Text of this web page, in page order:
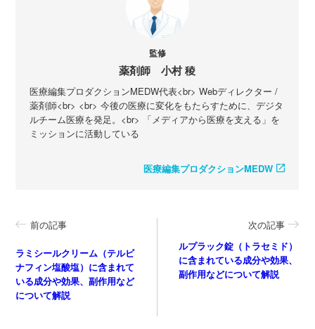
監修
薬剤師 小村 稜
医療編集プロダクションMEDW代表<br> Webディレクター /
薬剤師<br> <br> 今後の医療に変化をもたらすために、デジタ
ルチーム医療を発足。<br> 「メディアから医療を支える」を
ミッションに活動している
医療編集プロダクションMEDW
前の記事
ラミシールクリーム（テルビ
ナフィン塩酸塩）に含まれて
いる成分や効果、副作用など
について解説
次の記事
ルプラック錠（トラセミド）
に含まれている成分や効果、
副作用などについて解説